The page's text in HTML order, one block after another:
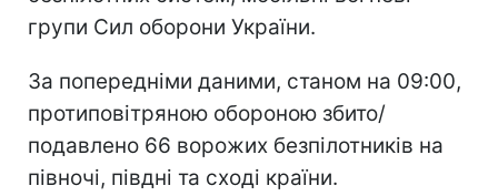
групи Сил оборони України.
За попередніми даними, станом на 09:00,
протиповітряною обороною збито/
подавлено 66 ворожих безпілотників на
півночі, півдні та сході країни.